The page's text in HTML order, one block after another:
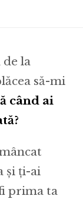
la
să-mi
când ai
și ți-ai
prima ta